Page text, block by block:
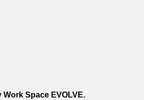
Work Space EVOLVE.